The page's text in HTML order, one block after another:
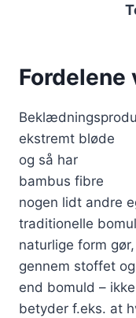
Fordelene
ekstremt bløde
og så har
bambus fibre
nogen lidt andre
traditionelle
naturlige form
gennem stoffet
end bomuld –
betyder f.eks. at